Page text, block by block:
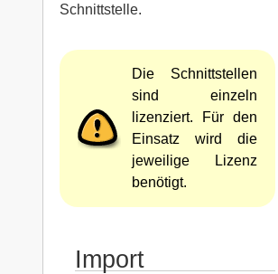
Schnittstelle.
Die Schnittstellen
sind einzeln
lizenziert. Für den
Einsatz wird die
jeweilige Lizenz
benötigt.
Import